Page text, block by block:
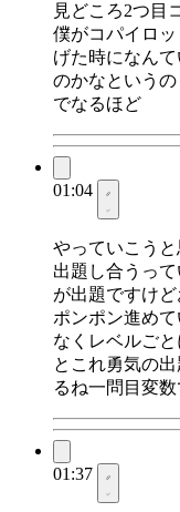
見どころ2つ目
僕がコパイロ
げた時になん
のかなという
でなるほど
01:04
やっていこう
出題し合うっ
が出題ですけ
ポンポン進め
なくレベルご
とこれ勇気の
るね一問目変
01:37